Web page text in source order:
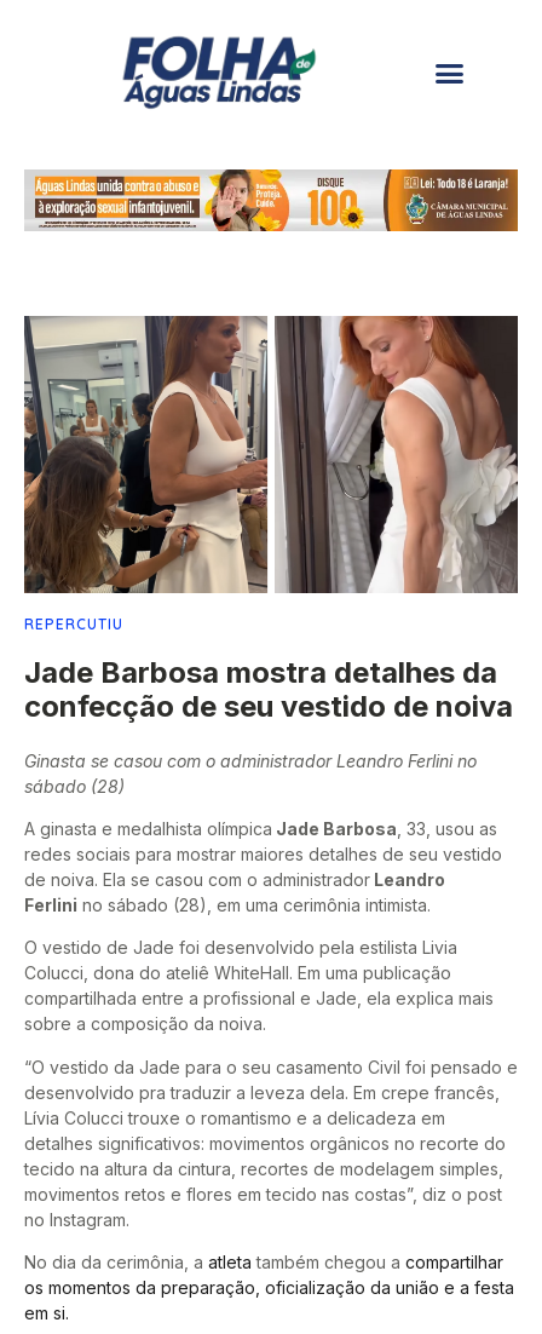
REPERCUTIU
Jade Barbosa mostra detalhes da
confecção de seu vestido de noiva
Ginasta se casou com o administrador Leandro Ferlini no
sábado (28)
A ginasta e medalhista olímpica Jade Barbosa , 33, usou as
redes sociais para mostrar maiores detalhes de seu vestido
de noiva. Ela se casou com o administrador Leandro
Ferlini no sábado (28), em uma cerimônia intimista.
O vestido de Jade foi desenvolvido pela estilista Livia
Colucci, dona do ateliê WhiteHall. Em uma publicação
compartilhada entre a profissional e Jade, ela explica mais
sobre a composição da noiva.
“O vestido da Jade para o seu casamento Civil foi pensado e
desenvolvido pra traduzir a leveza dela. Em crepe francês,
Lívia Colucci trouxe o romantismo e a delicadeza em
detalhes significativos: movimentos orgânicos no recorte do
tecido na altura da cintura, recortes de modelagem simples,
movimentos retos e flores em tecido nas costas”, diz o post
no Instagram.
No dia da cerimônia, a atleta também chegou a compartilhar
os momentos da preparação, oficialização da união e a festa
em si.